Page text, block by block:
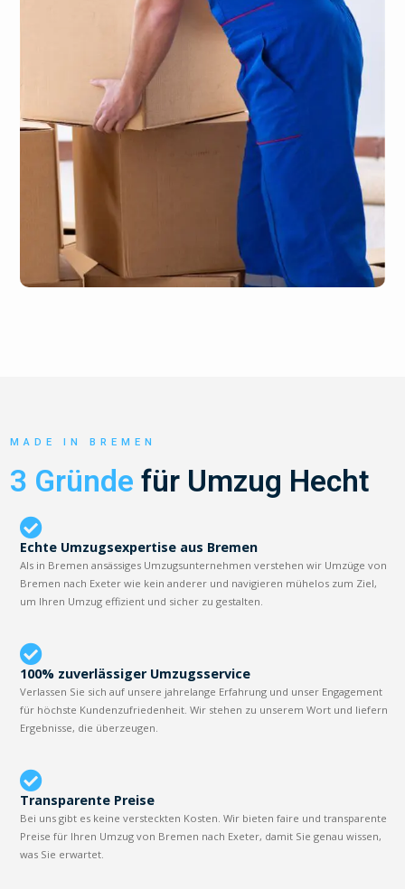
MADE IN BREMEN
3 Gründe für Umzug Hecht
Echte Umzugsexpertise aus Bremen
Als in Bremen ansässiges Umzugsunternehmen verstehen wir Umzüge von
Bremen nach Exeter wie kein anderer und navigieren mühelos zum Ziel,
um Ihren Umzug effizient und sicher zu gestalten.
100% zuverlässiger Umzugsservice
Verlassen Sie sich auf unsere jahrelange Erfahrung und unser Engagement
für höchste Kundenzufriedenheit. Wir stehen zu unserem Wort und liefern
Ergebnisse, die überzeugen.
Transparente Preise
Bei uns gibt es keine versteckten Kosten. Wir bieten faire und transparente
Preise für Ihren Umzug von Bremen nach Exeter, damit Sie genau wissen,
was Sie erwartet.